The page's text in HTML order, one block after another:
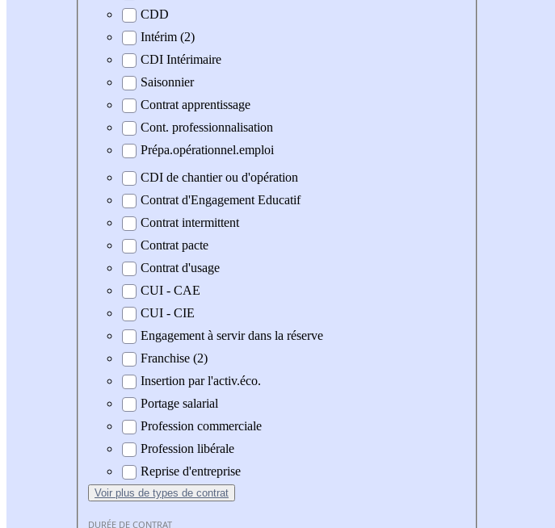
CDD
Intérim (2)
CDI Intérimaire
Saisonnier
Contrat apprentissage
Cont. professionnalisation
Prépa.opérationnel.emploi
CDI de chantier ou d'opération
Contrat d'Engagement Educatif
Contrat intermittent
Contrat pacte
Contrat d'usage
CUI - CAE
CUI - CIE
Engagement à servir dans la réserve
Franchise (2)
Insertion par l'activ.éco.
Portage salarial
Profession commerciale
Profession libérale
Reprise d'entreprise
Voir plus de types de contrat
DURÉE DE CONTRAT